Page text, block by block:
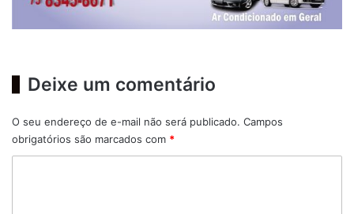
Deixe um comentário
O seu endereço de e-mail não será publicado. Campos
obrigatórios são marcados com *